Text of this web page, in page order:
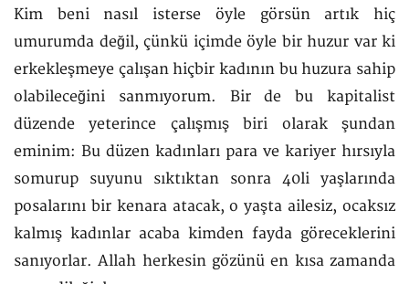
Kim beni nasıl isterse öyle görsün artık hiç
umurumda değil, çünkü içimde öyle bir huzur var ki
erkekleşmeye çalışan hiçbir kadının bu huzura sahip
olabileceğini sanmıyorum. Bir de bu kapitalist
düzende yeterince çalışmış biri olarak şundan
eminim: Bu düzen kadınları para ve kariyer hırsıyla
somurup suyunu sıktıktan sonra 40li yaşlarında
posalarını bir kenara atacak, o yaşta ailesiz, ocaksız
kalmış kadınlar acaba kimden fayda göreceklerini
sanıyorlar. Allah herkesin gözünü en kısa zamanda